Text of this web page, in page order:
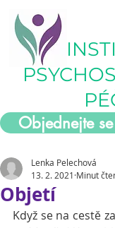
Objednejte
Objetí
Lenka Pelechová
13. 2. 2021 Minut
Když se na cestě